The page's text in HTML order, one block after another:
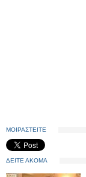
ΜΟΙΡΑΣΤΕΙΤΕ
ΔΕΙΤΕ ΑΚΟΜΑ